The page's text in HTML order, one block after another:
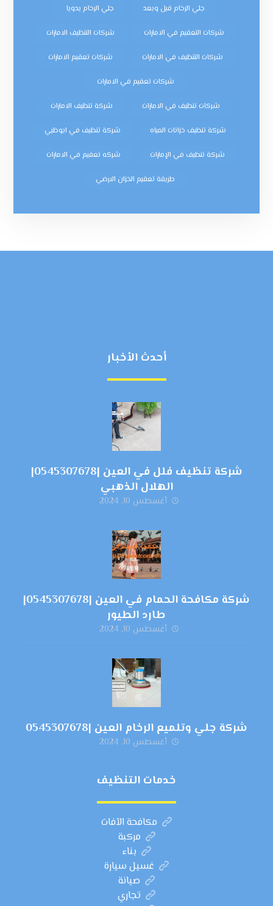
جلي الرخام قبل وبعد جلي الرخام يدويا
شركات التعقيم في الامارات شركات التنظيف الامارات
شركات التنظيف في الامارات شركات تعقيم الامارات
شركات تعقيم في الامارات
شركات تنظيف في الامارات شركة تنظيف الامارات
شركة تنظيف خزانات المياه شركة تنظيف في ابوظبي
شركة تنظيف في الإمارات شركه تعقيم في الامارات
طريقة تعقيم الخزان الارضي
أحدث الأخبار
شركة تنظيف فلل في العين |0545307678|
الهلال الذهبي
أغسطس 10, 2024
شركة مكافحة الحمام في العين |0545307678|
طارد الطيور
أغسطس 10, 2024
شركة جلي وتلميع الرخام العين |0545307678
أغسطس 10, 2024
خدمات التنظيف
مكافحة الآفات
مركبة
بناء
غسيل سيارة
صيانة
تجاري